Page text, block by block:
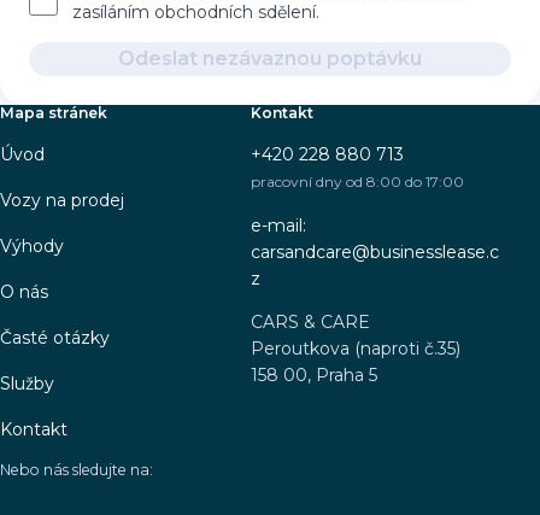
zasíláním obchodních sdělení.
Odeslat nezávaznou poptávku
Mapa stránek
Úvod
Vozy na prodej
Výhody
O nás
Časté otázky
Služby
Kontakt
Kontakt
+420 228 880 713
pracovní dny od 8:00 do 17:00
e-mail:
carsandcare@businesslease.c
z
CARS & CARE
Peroutkova (naproti č.35)
158 00, Praha 5
Nebo nás sledujte na: